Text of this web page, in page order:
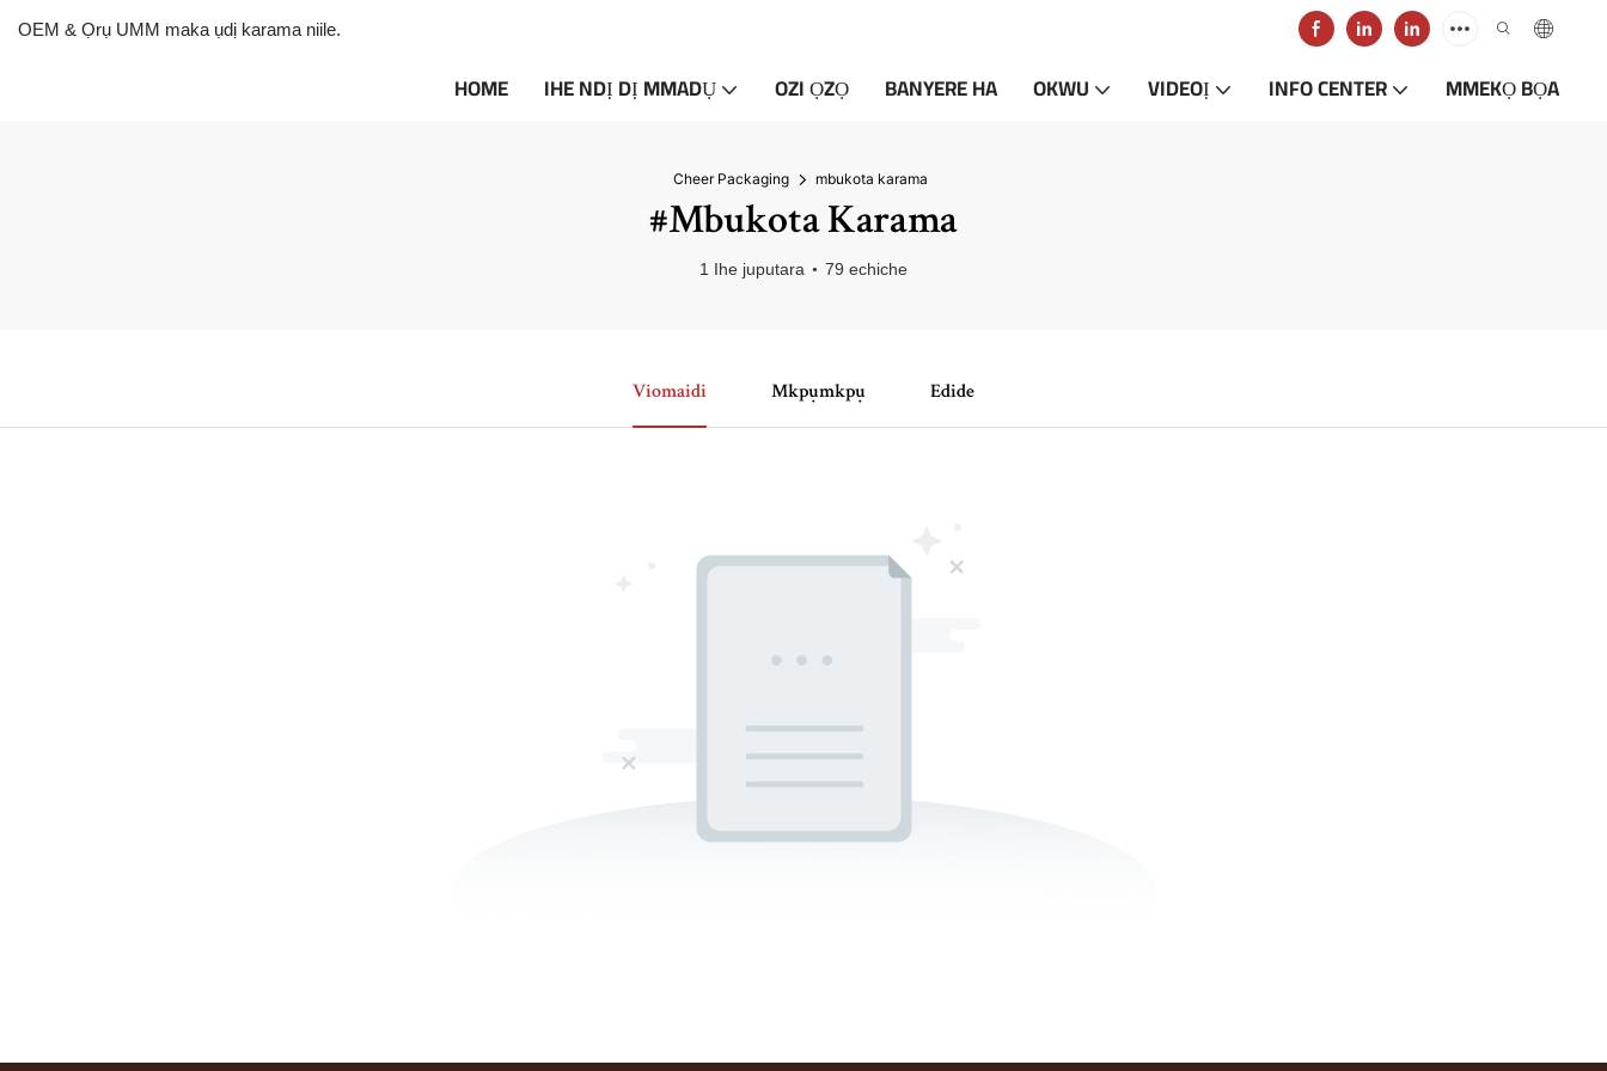
OEM & Ọrụ UMM maka ụdị karama niile.
HOME IHE NDỊ DỊ MMADỤ OZI ỌZỌ BANYERE HA OKWU VIDEOỊ INFO CENTER MMEKỌ BỌA
Cheer Packaging mbukota karama
#mbukota Karama
1 Ihe juputara 79 echiche
Viomaidi Mkpụmkpụ Edide